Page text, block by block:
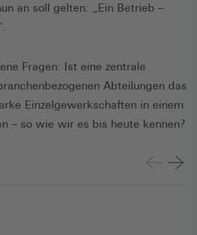
an soll gelten: „Ein Betrieb –
Fragen: Ist eine zentrale
Abteilungen das
Einzelgewerkschaften in einem
– so wie wir es bis heute kennen?